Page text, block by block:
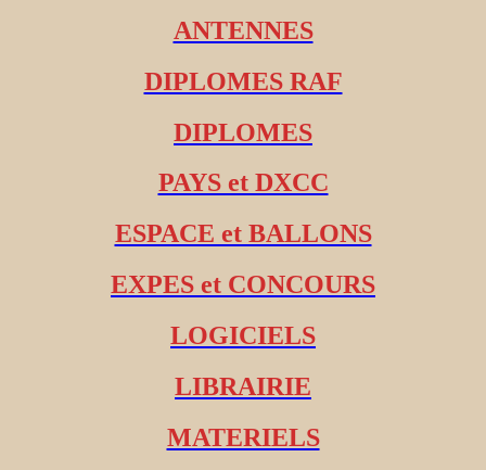
ANTENNES
DIPLOMES RAF
DIPLOMES
PAYS et DXCC
ESPACE et BALLONS
EXPES et CONCOURS
LOGICIELS
LIBRAIRIE
MATERIELS